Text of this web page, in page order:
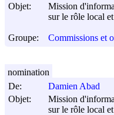
Objet:
Mission
sur le rôle local
Groupe: Commissions et
De:
Damien Abad
Objet:
Mission
sur le rôle local
nomination